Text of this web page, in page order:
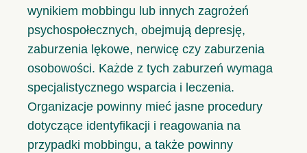
wynikiem mobbingu lub innych zagrożeń
psychospołecznych, obejmują depresję,
zaburzenia lękowe, nerwicę czy zaburzenia
osobowości. Każde z tych zaburzeń wymaga
specjalistycznego wsparcia i leczenia.
Organizacje powinny mieć jasne procedury
dotyczące identyfikacji i reagowania na
przypadki mobbingu, a także powinny